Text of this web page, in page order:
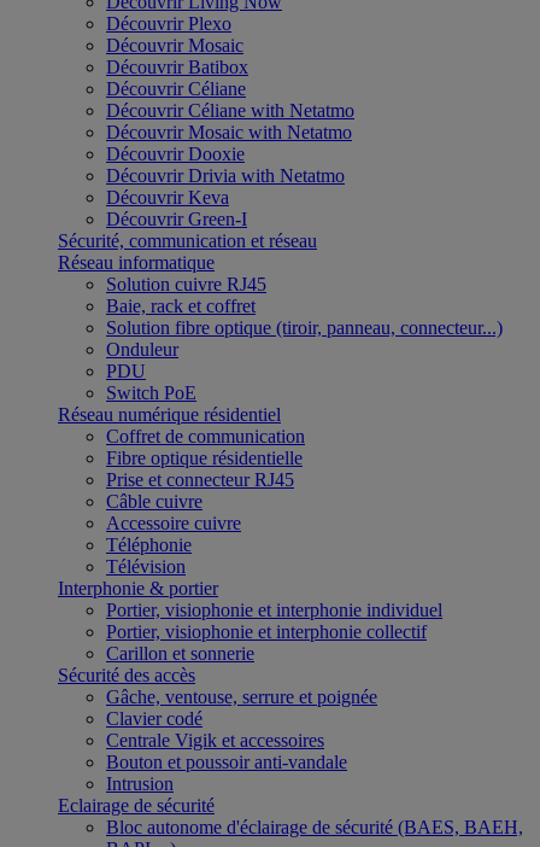
Découvrir Plexo
Découvrir Mosaic
Découvrir Batibox
Découvrir Céliane
Découvrir Céliane with Netatmo
Découvrir Mosaic with Netatmo
Découvrir Dooxie
Découvrir Drivia with Netatmo
Découvrir Keva
Découvrir Green-I
Sécurité, communication et réseau
Réseau informatique
Solution cuivre RJ45
Baie, rack et coffret
Solution fibre optique (tiroir, panneau, connecteur...)
Onduleur
PDU
Switch PoE
Réseau numérique résidentiel
Coffret de communication
Fibre optique résidentielle
Prise et connecteur RJ45
Câble cuivre
Accessoire cuivre
Téléphonie
Télévision
Interphonie & portier
Portier, visiophonie et interphonie individuel
Portier, visiophonie et interphonie collectif
Carillon et sonnerie
Sécurité des accès
Gâche, ventouse, serrure et poignée
Clavier codé
Centrale Vigik et accessoires
Bouton et poussoir anti-vandale
Intrusion
Eclairage de sécurité
Bloc autonome d'éclairage de sécurité (BAES, BAEH,